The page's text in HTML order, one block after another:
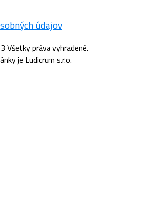
údajov
Všetky práva vyhradené.
je Ludicrum s.r.o.